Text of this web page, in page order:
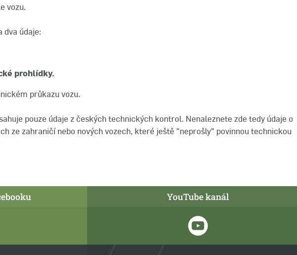
vozu.
dva údaje:
prohlídky.
průkazu vozu.
pouze údaje z českých technických kontrol. Nenaleznete zde tedy údaje o
ze zahraničí nebo nových vozech, které ještě "neprošly" povinnou technickou
YouTube kanál